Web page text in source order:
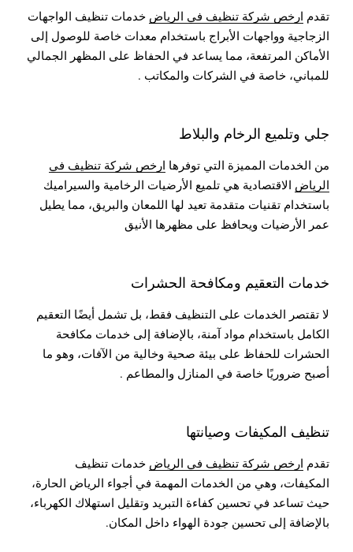
تقدم ارخص شركة تنظيف في الرياض خدمات تنظيف الواجهات
الزجاجية وواجهات الأبراج باستخدام معدات خاصة للوصول إلى
الأماكن المرتفعة، مما يساعد في الحفاظ على المظهر الجمالي
للمباني، خاصة في الشركات والمكاتب .
جلي وتلميع الرخام والبلاط
من الخدمات المميزة التي توفرها ارخص شركة تنظيف في
الرياض الاقتصادية هي تلميع الأرضيات الرخامية والسيراميك
باستخدام تقنيات متقدمة تعيد لها اللمعان والبريق، مما يطيل
عمر الأرضيات ويحافظ على مظهرها الأنيق
خدمات التعقيم ومكافحة الحشرات
لا تقتصر الخدمات على التنظيف فقط، بل تشمل أيضًا التعقيم
الكامل باستخدام مواد آمنة، بالإضافة إلى خدمات مكافحة
الحشرات للحفاظ على بيئة صحية وخالية من الآفات، وهو ما
أصبح ضروريًا خاصة في المنازل والمطاعم .
تنظيف المكيفات وصيانتها
تقدم ارخص شركة تنظيف في الرياض خدمات تنظيف
المكيفات، وهي من الخدمات المهمة في أجواء الرياض الحارة،
حيث تساعد في تحسين كفاءة التبريد وتقليل استهلاك الكهرباء،
بالإضافة إلى تحسين جودة الهواء داخل المكان.